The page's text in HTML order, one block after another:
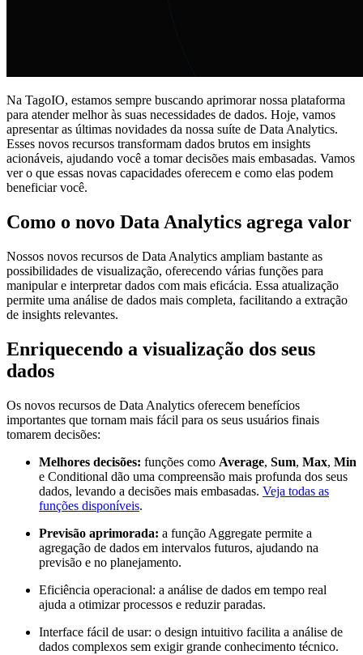
Na TagoIO, estamos sempre buscando aprimorar nossa plataforma
para atender melhor às suas necessidades de dados. Hoje, vamos
apresentar as últimas novidades da nossa suíte de Data Analytics.
Esses novos recursos transformam dados brutos em insights
acionáveis, ajudando você a tomar decisões mais embasadas. Vamos
ver o que essas novas capacidades oferecem e como elas podem
beneficiar você.
Como o novo Data Analytics agrega valor
Nossos novos recursos de Data Analytics ampliam bastante as
possibilidades de visualização, oferecendo várias funções para
manipular e interpretar dados com mais eficácia. Essa atualização
permite uma análise de dados mais completa, facilitando a extração
de insights relevantes.
Enriquecendo a visualização dos seus
dados
Os novos recursos de Data Analytics oferecem benefícios
importantes que tornam mais fácil para os seus usuários finais
tomarem decisões:
Melhores decisões: funções como Average, Sum, Max, Min
e Conditional dão uma compreensão mais profunda dos seus
dados, levando a decisões mais embasadas. Veja todas as
funções disponíveis.
Previsão aprimorada: a função Aggregate permite a
agregação de dados em intervalos futuros, ajudando na
previsão e no planejamento.
Eficiência operacional: a análise de dados em tempo real
ajuda a otimizar processos e reduzir paradas.
Interface fácil de usar: o design intuitivo facilita a análise de
dados complexos sem exigir grande conhecimento técnico.